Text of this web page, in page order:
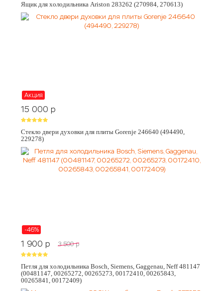
Ящик для холодильника Ariston 283262 (270984, 270613)
Акция
15 000 p
Стекло двери духовки для плиты Gorenje 246640 (494490,
229278)
-46%
1 900 p 3 500 p
Петля для холодильника Bosch, Siemens, Gaggenau, Neff 481147
(00481147, 00265272, 00265273, 00172410, 00265843,
00265841, 00172409)